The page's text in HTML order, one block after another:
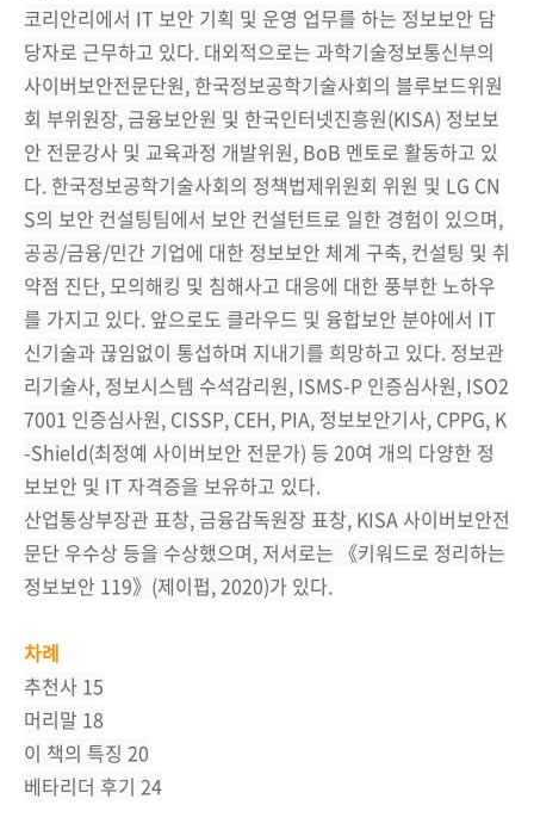
코리안리에서 IT 보안 기획 및 운영 업무를 하는 정보보안 담
당자로 근무하고 있다. 대외적으로는 과학기술정보통신부의
사이버보안전문단원, 한국정보공학기술사회의 블루보드위원
회 부위원장, 금융보안원 및 한국인터넷진흥원(KISA) 정보보
안 전문강사 및 교육과정 개발위원, BoB 멘토로 활동하고 있
다. 한국정보공학기술사회의 정책법제위원회 위원 및 LG CN
S의 보안 컨설팅팀에서 보안 컨설턴트로 일한 경험이 있으며,
공공/금융/민간 기업에 대한 정보보안 체계 구축, 컨설팅 및 취
약점 진단, 모의해킹 및 침해사고 대응에 대한 풍부한 노하우
를 가지고 있다. 앞으로도 클라우드 및 융합보안 분야에서 IT
신기술과 끊임없이 통섭하며 지내기를 희망하고 있다. 정보관
리기술사, 정보시스템 수석감리원, ISMS-P 인증심사원, ISO2
7001 인증심사원, CISSP, CEH, PIA, 정보보안기사, CPPG, K
-Shield(최정예 사이버보안 전문가) 등 20여 개의 다양한 정
보보안 및 IT 자격증을 보유하고 있다.
산업통상부장관 표창, 금융감독원장 표창, KISA 사이버보안전
문단 우수상 등을 수상했으며, 저서로는 《키워드로 정리하는
정보보안 119》(제이펍, 2020)가 있다.
차례
추천사 15
머리말 18
이 책의 특징 20
베타리더 후기 24